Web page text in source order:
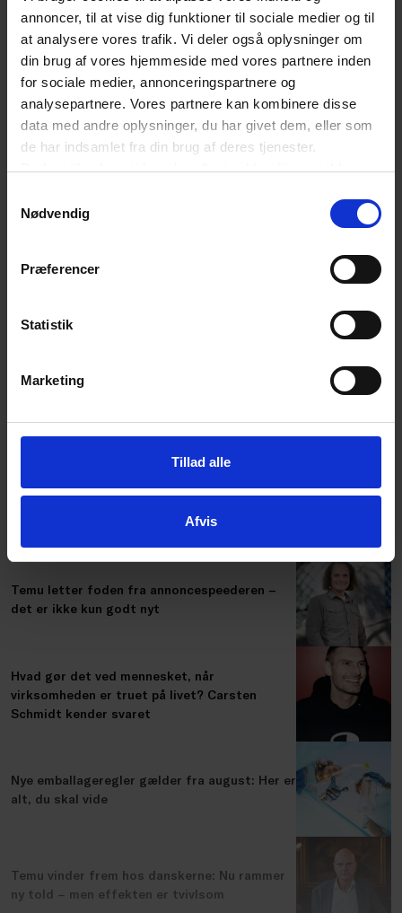
annoncer, til at vise dig funktioner til sociale medier og til
at analysere vores trafik. Vi deler også oplysninger om
din brug af vores hjemmeside med vores partnere inden
for sociale medier, annonceringspartnere og
analysepartnere. Vores partnere kan kombinere disse
data med andre oplysninger, du har givet dem, eller som
de har indsamlet fra din brug af deres tjenester.
Du kan til enhver tid ændre eller trække dit samtykke
hjørne på websitet.
Nødvendig
Præferencer
Statistik
Marketing
Tillad alle
Afvis
Log ind og hent hele E-handelsanalysen
Tilbyder du kunderne kredit? Tjek om du nu
skal godkendes af Finanstilsynet
Temu letter foden fra annoncespeederen –
det er ikke kun godt nyt
Hvad gør det ved mennesket, når
virksomheden er truet på livet? Carsten
Schmidt kender svaret
Nye emballageregler gælder fra august: Her er
alt, du skal vide
Temu vinder frem hos danskerne: Nu rammer
ny told – men effekten er tvivlsom